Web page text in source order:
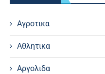
Αγροτικα
Αθλητικα
Αργολιδα